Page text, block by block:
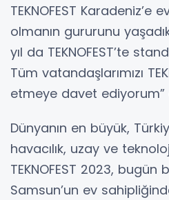
TEKNOFEST Karadeniz’e
olmanın gururunu
yıl da TEKNOFEST’te
Tüm vatandaşlarımızı
etmeye davet ediyorum”
Dünyanın en büyük,
havacılık, uzay ve
TEKNOFEST 2023, bugün
Samsun’un ev